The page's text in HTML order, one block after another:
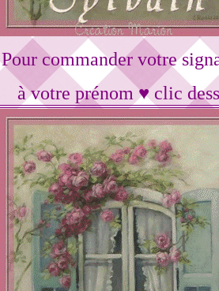
Pour commander votre
à votre prénom ♥ clic